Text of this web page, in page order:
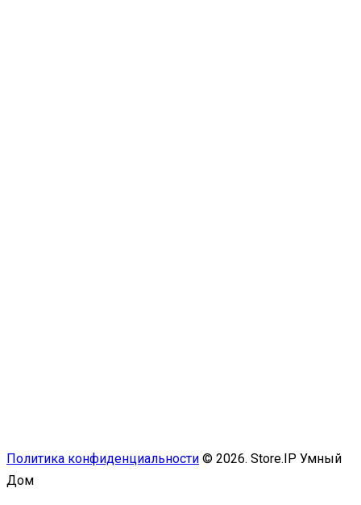
Политика конфиденциальности © 2026. Store.IP Умный
Дом